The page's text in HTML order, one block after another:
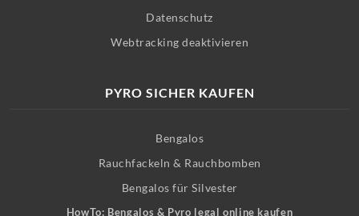
Datenschutz
Webtracking deaktivieren
PYRO SICHER KAUFEN
Bengalos
Rauchfackeln & Rauchbomben
Bengalos für Silvester
HowTo: Bengalos & Pyro legal online kaufen